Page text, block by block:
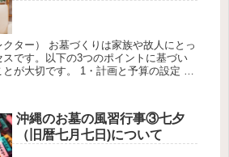
ター） お墓づくりは家族や故人にとっ
です。以下の3つのポイントに基づい
が大切です。 1・計画と予算の設定 営
沖縄のお墓の風習行事③七夕
（旧暦七月七日)について